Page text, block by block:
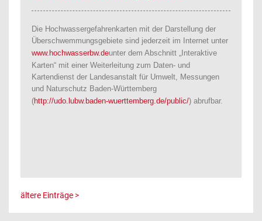
Die Hochwassergefahrenkarten mit der Darstellung der
Überschwemmungsgebiete sind jederzeit im Internet unter
www.hochwasserbw.deunter dem Abschnitt „Interaktive
Karten“ mit einer Weiterleitung zum Daten- und
Kartendienst der Landesanstalt für Umwelt, Messungen
und Naturschutz Baden-Württemberg
(http://udo.lubw.baden-wuerttemberg.de/public/) abrufbar.
ältere Einträge >